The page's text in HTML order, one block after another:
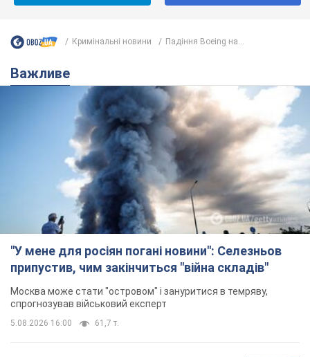
Кримінальні новини Падіння Boeing на...
Важливе
"У мене для росіян погані новини": Селезньов
припустив, чим закінчиться "війна складів"
Москва може стати "островом" і зануритися в темряву,
спрогнозував військовий експерт
5.08.2026 16:00 61,7 т.